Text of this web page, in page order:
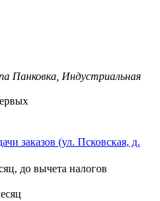
Панковка, Индустриальная
заказов (ул. Псковская, д.
до вычета налогов